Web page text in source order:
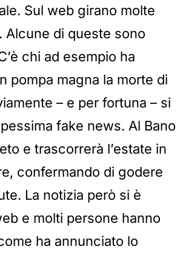
Sul web girano molte
Alcune di queste sono
chi ad esempio ha
pompa magna la morte di
– e per fortuna – si
fake news. Al Bano
e trascorrerà l’estate in
confermando di godere
La notizia però si è
e molti persone hanno
ha annunciato lo